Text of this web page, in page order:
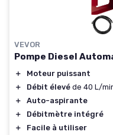
VEVOR
Pompe Diesel
＋
Moteur puissant
＋
Débit élevé de 40 L/
＋
Auto-aspirante
＋
Débitmètre intégré
＋
Facile à utiliser